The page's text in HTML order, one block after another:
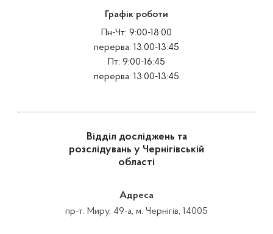
Графік роботи
Пн-Чт: 9:00-18:00
перерва: 13:00-13:45
Пт: 9:00-16:45
перерва: 13:00-13:45
Відділ досліджень та
розслідувань у Чернігівській
області
Адреса
пр-т. Миру, 49-а, м. Чернігів, 14005